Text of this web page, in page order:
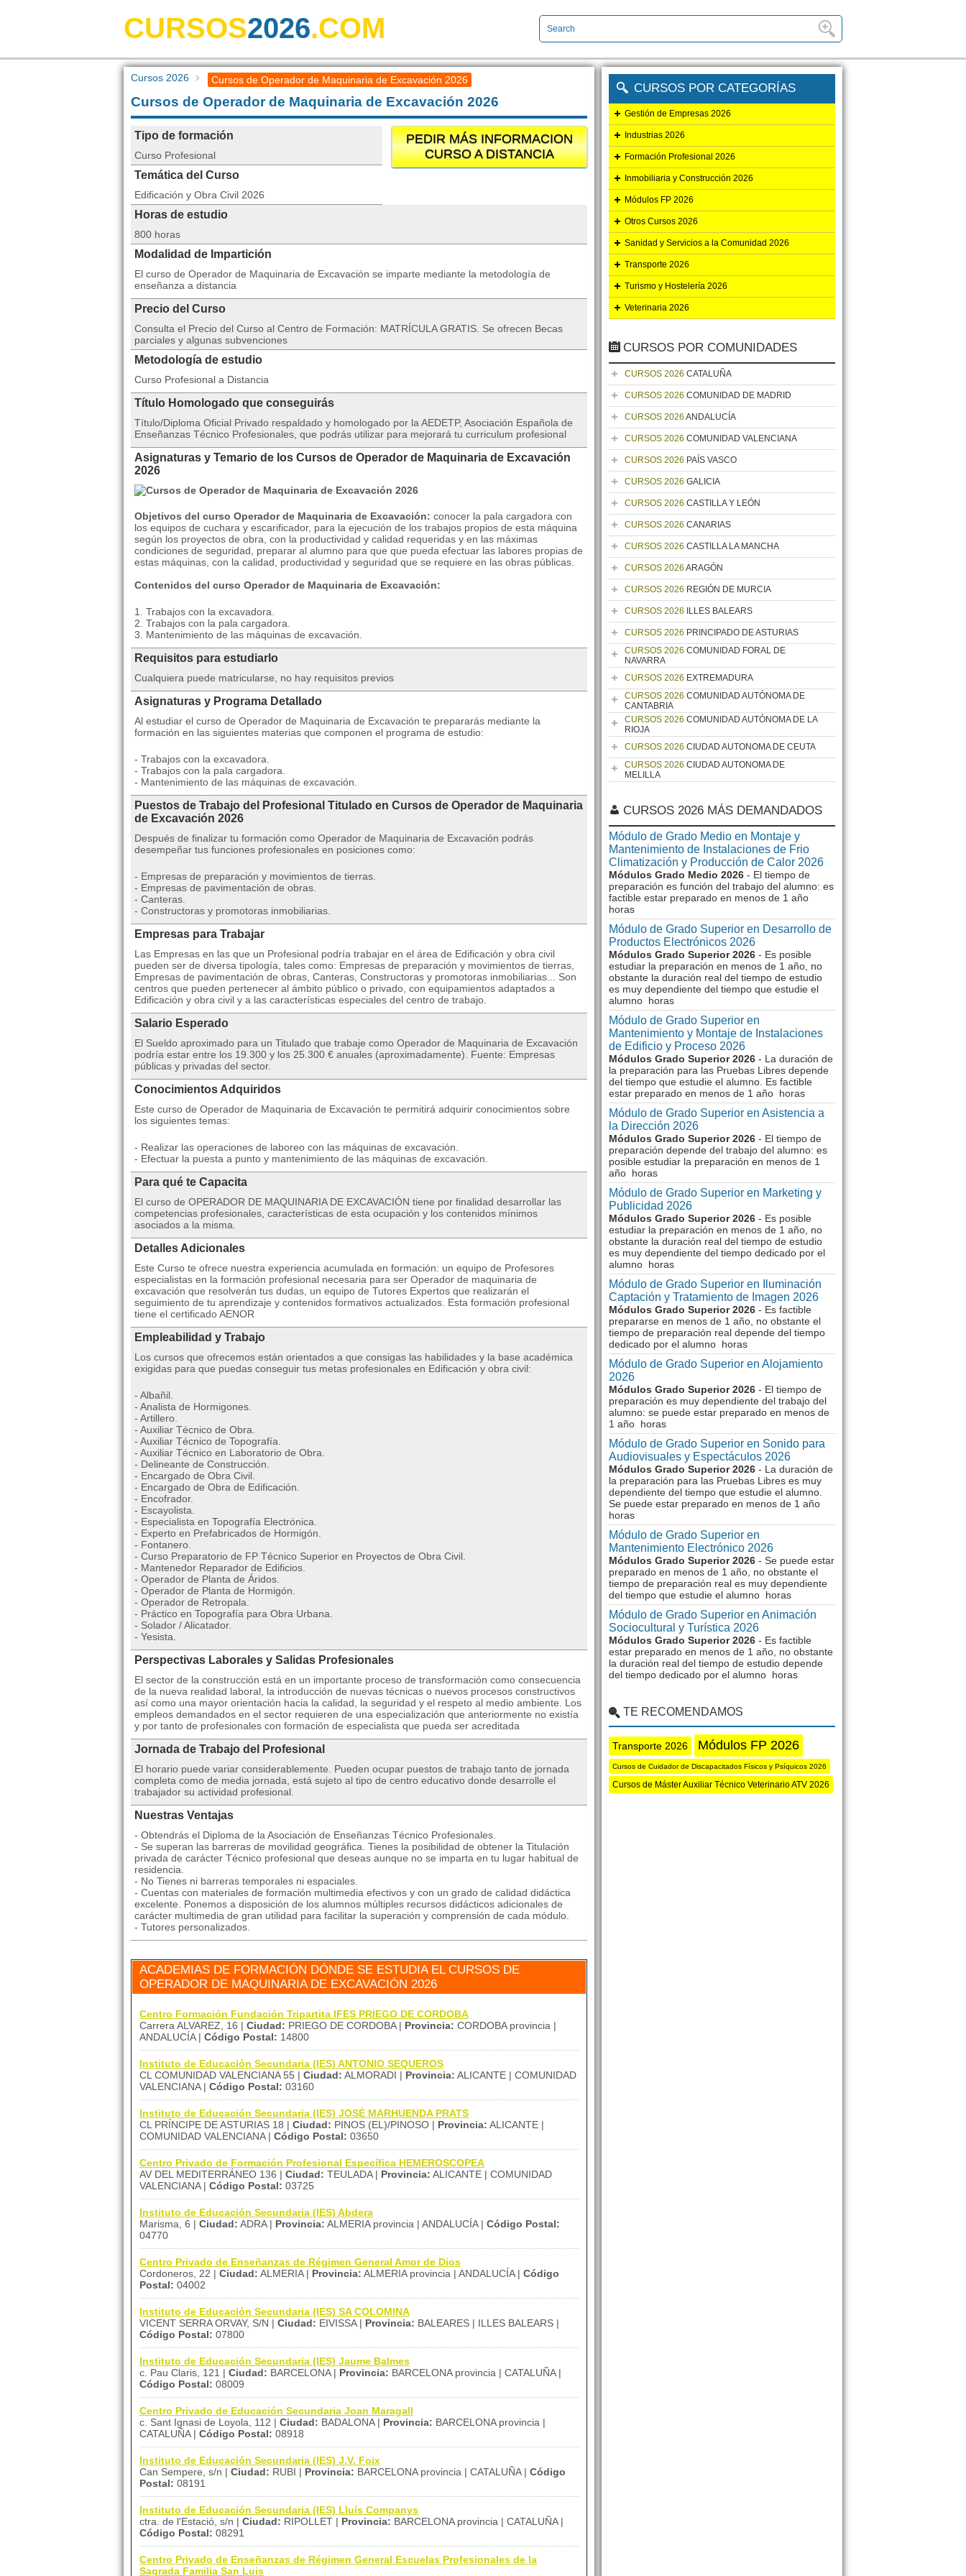
CURSOS2026.COM
Cursos 2026 Cursos de Operador de Maquinaria de Excavación 2026
Cursos de Operador de Maquinaria de Excavación 2026
PEDIR MÁS INFORMACION
CURSO A DISTANCIA
Tipo de formación
Curso Profesional
Temática del Curso
Edificación y Obra Civil 2026
Horas de estudio
800 horas
Modalidad de Impartición
El curso de Operador de Maquinaria de Excavación se imparte mediante la metodología de
enseñanza a distancia
Precio del Curso
Consulta el Precio del Curso al Centro de Formación: MATRÍCULA GRATIS. Se ofrecen Becas
parciales y algunas subvenciones
Metodología de estudio
Curso Profesional a Distancia
Título Homologado que conseguirás
Título/Diploma Oficial Privado respaldado y homologado por la AEDETP, Asociación Española de
Enseñanzas Técnico Profesionales, que podrás utilizar para mejorará tu curriculum profesional
Asignaturas y Temario de los Cursos de Operador de Maquinaria de Excavación
2026
Objetivos del curso Operador de Maquinaria de Excavación: conocer la pala cargadora con
los equipos de cuchara y escarificador, para la ejecución de los trabajos propios de esta máquina
según los proyectos de obra, con la productividad y calidad requeridas y en las máximas
condiciones de seguridad, preparar al alumno para que que pueda efectuar las labores propias de
estas máquinas, con la calidad, productividad y seguridad que se requiere en las obras públicas.
Contenidos del curso Operador de Maquinaria de Excavación:
1. Trabajos con la excavadora.
2. Trabajos con la pala cargadora.
3. Mantenimiento de las máquinas de excavación.
Requisitos para estudiarlo
Cualquiera puede matricularse, no hay requisitos previos
Asignaturas y Programa Detallado
Al estudiar el curso de Operador de Maquinaria de Excavación te prepararás mediante la
formación en las siguientes materias que componen el programa de estudio:
- Trabajos con la excavadora.
- Trabajos con la pala cargadora.
- Mantenimiento de las máquinas de excavación.
Puestos de Trabajo del Profesional Titulado en Cursos de Operador de Maquinaria
de Excavación 2026
Después de finalizar tu formación como Operador de Maquinaria de Excavación podrás
desempeñar tus funciones profesionales en posiciones como:
- Empresas de preparación y movimientos de tierras.
- Empresas de pavimentación de obras.
- Canteras.
- Constructoras y promotoras inmobiliarias.
Empresas para Trabajar
Las Empresas en las que un Profesional podría trabajar en el área de Edificación y obra civil
pueden ser de diversa tipología, tales como: Empresas de preparación y movimientos de tierras,
Empresas de pavimentación de obras, Canteras, Constructoras y promotoras inmobiliarias... Son
centros que pueden pertenecer al ámbito público o privado, con equipamientos adaptados a
Edificación y obra civil y a las características especiales del centro de trabajo.
Salario Esperado
El Sueldo aproximado para un Titulado que trabaje como Operador de Maquinaria de Excavación
podría estar entre los 19.300 y los 25.300 € anuales (aproximadamente). Fuente: Empresas
públicas y privadas del sector.
Conocimientos Adquiridos
Este curso de Operador de Maquinaria de Excavación te permitirá adquirir conocimientos sobre
los siguientes temas:
- Realizar las operaciones de laboreo con las máquinas de excavación.
- Efectuar la puesta a punto y mantenimiento de las máquinas de excavación.
Para qué te Capacita
El curso de OPERADOR DE MAQUINARIA DE EXCAVACIÓN tiene por finalidad desarrollar las
competencias profesionales, características de esta ocupación y los contenidos mínimos
asociados a la misma.
Detalles Adicionales
Este Curso te ofrece nuestra experiencia acumulada en formación: un equipo de Profesores
especialistas en la formación profesional necesaria para ser Operador de maquinaria de
excavación que resolverán tus dudas, un equipo de Tutores Expertos que realizarán el
seguimiento de tu aprendizaje y contenidos formativos actualizados. Esta formación profesional
tiene el certificado AENOR
Empleabilidad y Trabajo
Los cursos que ofrecemos están orientados a que consigas las habilidades y la base académica
exigidas para que puedas conseguir tus metas profesionales en Edificación y obra civil:
- Albañil.
- Analista de Hormigones.
- Artillero.
- Auxiliar Técnico de Obra.
- Auxiliar Técnico de Topografía.
- Auxiliar Técnico en Laboratorio de Obra.
- Delineante de Construcción.
- Encargado de Obra Civil.
- Encargado de Obra de Edificación.
- Encofrador.
- Escayolista.
- Especialista en Topografía Electrónica.
- Experto en Prefabricados de Hormigón.
- Fontanero.
- Curso Preparatorio de FP Técnico Superior en Proyectos de Obra Civil.
- Mantenedor Reparador de Edificios.
- Operador de Planta de Áridos.
- Operador de Planta de Hormigón.
- Operador de Retropala.
- Práctico en Topografía para Obra Urbana.
- Solador / Alicatador.
- Yesista.
Perspectivas Laborales y Salidas Profesionales
El sector de la construcción está en un importante proceso de transformación como consecuencia
de la nueva realidad laboral, la introducción de nuevas técnicas o nuevos procesos constructivos
así como una mayor orientación hacia la calidad, la seguridad y el respeto al medio ambiente. Los
empleos demandados en el sector requieren de una especialización que anteriormente no existía
y por tanto de profesionales con formación de especialista que pueda ser acreditada
Jornada de Trabajo del Profesional
El horario puede variar considerablemente. Pueden ocupar puestos de trabajo tanto de jornada
completa como de media jornada, está sujeto al tipo de centro educativo donde desarrolle el
trabajador su actividad profesional.
Nuestras Ventajas
- Obtendrás el Diploma de la Asociación de Enseñanzas Técnico Profesionales.
- Se superan las barreras de movilidad geográfica. Tienes la posibilidad de obtener la Titulación
privada de carácter Técnico profesional que deseas aunque no se imparta en tu lugar habitual de
residencia.
- No Tienes ni barreras temporales ni espaciales.
- Cuentas con materiales de formación multimedia efectivos y con un grado de calidad didáctica
excelente. Ponemos a disposición de los alumnos múltiples recursos didácticos adicionales de
carácter multimedia de gran utilidad para facilitar la superación y comprensión de cada módulo.
- Tutores personalizados.
ACADEMIAS DE FORMACIÓN DÓNDE SE ESTUDIA EL CURSOS DE
OPERADOR DE MAQUINARIA DE EXCAVACIÓN 2026
Centro Formación Fundación Tripartita IFES PRIEGO DE CORDOBA
Carrera ALVAREZ, 16 | Ciudad: PRIEGO DE CORDOBA | Provincia: CORDOBA provincia |
ANDALUCÍA | Código Postal: 14800
Instituto de Educación Secundaria (IES) ANTONIO SEQUEROS
CL COMUNIDAD VALENCIANA 55 | Ciudad: ALMORADI | Provincia: ALICANTE | COMUNIDAD
VALENCIANA | Código Postal: 03160
Instituto de Educación Secundaria (IES) JOSÉ MARHUENDA PRATS
CL PRÍNCIPE DE ASTURIAS 18 | Ciudad: PINOS (EL)/PINOSO | Provincia: ALICANTE |
COMUNIDAD VALENCIANA | Código Postal: 03650
Centro Privado de Formación Profesional Específica HEMEROSCOPEA
AV DEL MEDITERRÁNEO 136 | Ciudad: TEULADA | Provincia: ALICANTE | COMUNIDAD
VALENCIANA | Código Postal: 03725
Instituto de Educación Secundaria (IES) Abdera
Marisma, 6 | Ciudad: ADRA | Provincia: ALMERIA provincia | ANDALUCÍA | Código Postal:
04770
Centro Privado de Enseñanzas de Régimen General Amor de Dios
Cordoneros, 22 | Ciudad: ALMERIA | Provincia: ALMERIA provincia | ANDALUCÍA | Código
Postal: 04002
Instituto de Educación Secundaria (IES) SA COLOMINA
VICENT SERRA ORVAY, S/N | Ciudad: EIVISSA | Provincia: BALEARES | ILLES BALEARS |
Código Postal: 07800
Instituto de Educación Secundaria (IES) Jaume Balmes
c. Pau Claris, 121 | Ciudad: BARCELONA | Provincia: BARCELONA provincia | CATALUÑA |
Código Postal: 08009
Centro Privado de Educación Secundaria Joan Maragall
c. Sant Ignasi de Loyola, 112 | Ciudad: BADALONA | Provincia: BARCELONA provincia |
CATALUÑA | Código Postal: 08918
Instituto de Educación Secundaria (IES) J.V. Foix
Can Sempere, s/n | Ciudad: RUBI | Provincia: BARCELONA provincia | CATALUÑA | Código
Postal: 08191
Instituto de Educación Secundaria (IES) Lluís Companys
ctra. de l'Estació, s/n | Ciudad: RIPOLLET | Provincia: BARCELONA provincia | CATALUÑA |
Código Postal: 08291
Centro Privado de Enseñanzas de Régimen General Escuelas Profesionales de la
Sagrada Familia San Luis
CURSOS POR CATEGORÍAS
Gestión de Empresas 2026
Industrias 2026
Formación Profesional 2026
Inmobiliaria y Construcción 2026
Módulos FP 2026
Otros Cursos 2026
Sanidad y Servicios a la Comunidad 2026
Transporte 2026
Turismo y Hostelería 2026
Veterinaria 2026
CURSOS POR COMUNIDADES
CURSOS 2026 CATALUÑA
CURSOS 2026 COMUNIDAD DE MADRID
CURSOS 2026 ANDALUCÍA
CURSOS 2026 COMUNIDAD VALENCIANA
CURSOS 2026 PAÍS VASCO
CURSOS 2026 GALICIA
CURSOS 2026 CASTILLA Y LEÓN
CURSOS 2026 CANARIAS
CURSOS 2026 CASTILLA LA MANCHA
CURSOS 2026 ARAGÓN
CURSOS 2026 REGIÓN DE MURCIA
CURSOS 2026 ILLES BALEARS
CURSOS 2026 PRINCIPADO DE ASTURIAS
CURSOS 2026 COMUNIDAD FORAL DE
NAVARRA
CURSOS 2026 EXTREMADURA
CURSOS 2026 COMUNIDAD AUTÓNOMA DE
CANTABRIA
CURSOS 2026 COMUNIDAD AUTÓNOMA DE LA
RIOJA
CURSOS 2026 CIUDAD AUTONOMA DE CEUTA
CURSOS 2026 CIUDAD AUTONOMA DE
MELILLA
CURSOS 2026 MÁS DEMANDADOS
Módulo de Grado Medio en Montaje y
Mantenimiento de Instalaciones de Frio
Climatización y Producción de Calor 2026
Módulos Grado Medio 2026 - El tiempo de
preparación es función del trabajo del alumno: es
factible estar preparado en menos de 1 año
horas
Módulo de Grado Superior en Desarrollo de
Productos Electrónicos 2026
Módulos Grado Superior 2026 - Es posible
estudiar la preparación en menos de 1 año, no
obstante la duración real del tiempo de estudio
es muy dependiente del tiempo que estudie el
alumno horas
Módulo de Grado Superior en
Mantenimiento y Montaje de Instalaciones
de Edificio y Proceso 2026
Módulos Grado Superior 2026 - La duración de
la preparación para las Pruebas Libres depende
del tiempo que estudie el alumno. Es factible
estar preparado en menos de 1 año horas
Módulo de Grado Superior en Asistencia a
la Dirección 2026
Módulos Grado Superior 2026 - El tiempo de
preparación depende del trabajo del alumno: es
posible estudiar la preparación en menos de 1
año horas
Módulo de Grado Superior en Marketing y
Publicidad 2026
Módulos Grado Superior 2026 - Es posible
estudiar la preparación en menos de 1 año, no
obstante la duración real del tiempo de estudio
es muy dependiente del tiempo dedicado por el
alumno horas
Módulo de Grado Superior en Iluminación
Captación y Tratamiento de Imagen 2026
Módulos Grado Superior 2026 - Es factible
prepararse en menos de 1 año, no obstante el
tiempo de preparación real depende del tiempo
dedicado por el alumno horas
Módulo de Grado Superior en Alojamiento
2026
Módulos Grado Superior 2026 - El tiempo de
preparación es muy dependiente del trabajo del
alumno: se puede estar preparado en menos de
1 año horas
Módulo de Grado Superior en Sonido para
Audiovisuales y Espectáculos 2026
Módulos Grado Superior 2026 - La duración de
la preparación para las Pruebas Libres es muy
dependiente del tiempo que estudie el alumno.
Se puede estar preparado en menos de 1 año
horas
Módulo de Grado Superior en
Mantenimiento Electrónico 2026
Módulos Grado Superior 2026 - Se puede estar
preparado en menos de 1 año, no obstante el
tiempo de preparación real es muy dependiente
del tiempo que estudie el alumno horas
Módulo de Grado Superior en Animación
Sociocultural y Turística 2026
Módulos Grado Superior 2026 - Es factible
estar preparado en menos de 1 año, no obstante
la duración real del tiempo de estudio depende
del tiempo dedicado por el alumno horas
TE RECOMENDAMOS
Transporte 2026 Módulos FP 2026
Cursos de Cuidador de Discapacitados Físicos y Psíquicos 2026
Cursos de Máster Auxiliar Técnico Veterinario ATV 2026